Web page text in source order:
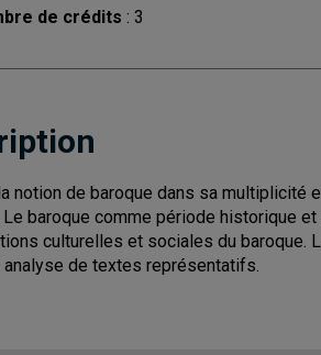
de crédits : 3
notion de baroque dans sa
baroque comme période historique
culturelles et sociales du baroque.
analyse de textes représentatifs.